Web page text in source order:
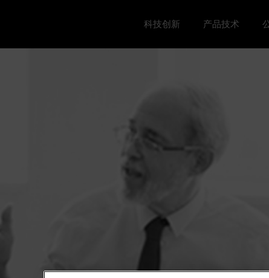
Toggle 科技创新 menu
科技创新 Toggle
产品技术